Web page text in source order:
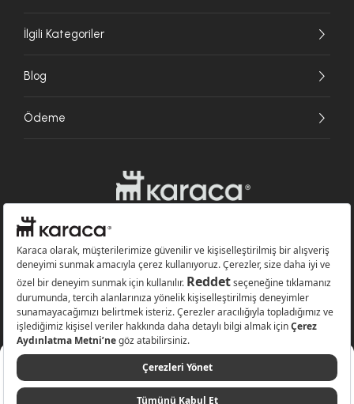
600 TL
420 TL
Sepete Ekle
İlgili Kategoriler
Blog
Ödeme
Websitesinde kullanılan bazı görseller yapay zekâ (AI) ile üretilmiştir.
Karaca.com © 2026 - Karaca Züccaciye A.Ş. Tüm hakları saklıdır.